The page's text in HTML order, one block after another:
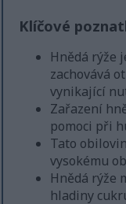
Klíčové
Hnědá rýže
zachovává
vynikající
Zařazení
pomoci při
Tato
vysokému
Hnědá rýže
hladiny